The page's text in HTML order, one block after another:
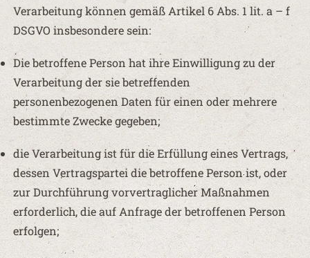
Verarbeitung können gemäß Artikel 6 Abs. 1 lit. a – f
DSGVO insbesondere sein:
Die betroffene Person hat ihre Einwilligung zu der
Verarbeitung der sie betreffenden
personenbezogenen Daten für einen oder mehrere
bestimmte Zwecke gegeben;
die Verarbeitung ist für die Erfüllung eines Vertrags,
dessen Vertragspartei die betroffene Person ist, oder
zur Durchführung vorvertraglicher Maßnahmen
erforderlich, die auf Anfrage der betroffenen Person
erfolgen;